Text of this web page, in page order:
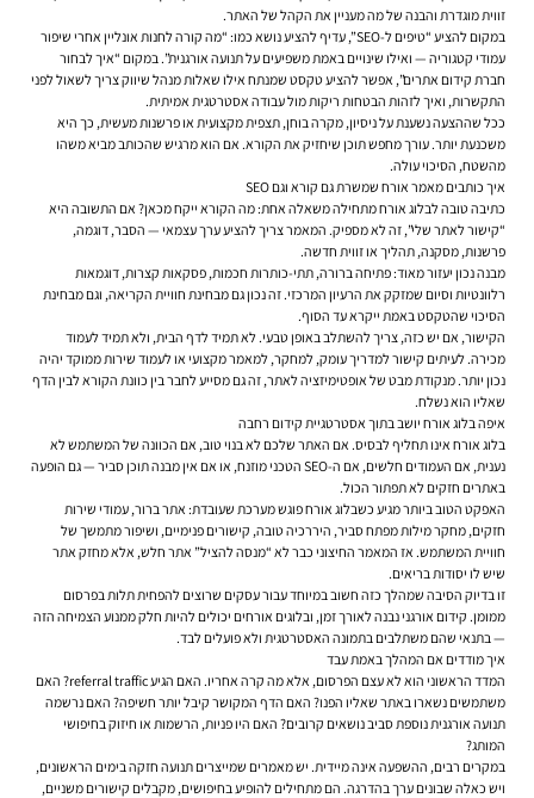
זווית מוגדרת והבנה של מה מעניין את הקהל של האתר.
במקום להציע “טיפים ל-SEO”, עדיף להציע נושא כמו: “מה קורה לחנות אונליין אחרי שיפור
עמודי קטגוריה — ואילו שינויים באמת משפיעים על תנועה אורגנית”. במקום “איך לבחור
חברת קידום אתרים”, אפשר להציע טקסט שמנתח אילו שאלות מנהל שיווק צריך לשאול לפני
התקשרות, ואיך לזהות הבטחות ריקות מול עבודה אסטרטגית אמיתית.
ככל שההצעה נשענת על ניסיון, מקרה בוחן, תצפית מקצועית או פרשנות מעשית, כך היא
משכנעת יותר. עורך מחפש תוכן שיחזיק את הקורא. אם הוא מרגיש שהכותב מביא משהו
מהשטח, הסיכוי עולה.
איך כותבים מאמר אורח שמשרת גם קורא וגם SEO
כתיבה טובה לבלוג אורח מתחילה משאלה אחת: מה הקורא ייקח מכאן? אם התשובה היא
“קישור לאתר שלי”, זה לא מספיק. המאמר צריך להציע ערך עצמאי — הסבר, דוגמה,
פרשנות, מסקנה, תהליך או זווית חדשה.
מבנה נכון יעזור מאוד: פתיחה ברורה, תתי-כותרות חכמות, פסקאות קצרות, דוגמאות
רלוונטיות וסיום שמזקק את הרעיון המרכזי. זה נכון גם מבחינת חוויית הקריאה, וגם מבחינת
הסיכוי שהטקסט באמת ייקרא עד הסוף.
הקישור, אם יש כזה, צריך להשתלב באופן טבעי. לא תמיד לדף הבית, ולא תמיד לעמוד
מכירה. לעיתים קישור למדריך עומק, למחקר, למאמר מקצועי או לעמוד שירות ממוקד יהיה
נכון יותר. מנקודת מבט של אופטימיזציה לאתר, זה גם מסייע לחבר בין כוונת הקורא לבין הדף
שאליו הוא נשלח.
איפה בלוג אורח יושב בתוך אסטרטגיית קידום רחבה
בלוג אורח אינו תחליף לבסיס. אם האתר שלכם לא בנוי טוב, אם הכוונה של המשתמש לא
נענית, אם העמודים חלשים, אם ה-SEO הטכני מוזנח, או אם אין מבנה תוכן סביר — גם הופעה
באתרים חזקים לא תפתור הכול.
האפקט הטוב ביותר מגיע כשבלוג אורח פוגש מערכת שעובדת: אתר ברור, עמודי שירות
חזקים, מחקר מילות מפתח סביר, היררכיה טובה, קישורים פנימיים, ושיפור מתמשך של
חוויית המשתמש. אז המאמר החיצוני כבר לא “מנסה להציל” אתר חלש, אלא מחזק אתר
שיש לו יסודות בריאים.
זו בדיוק הסיבה שמהלך כזה חשוב במיוחד עבור עסקים שרוצים להפחית תלות בפרסום
ממומן. קידום אורגני נבנה לאורך זמן, ובלוגים אורחים יכולים להיות חלק ממנוע הצמיחה הזה
— בתנאי שהם משתלבים בתמונה האסטרטגית ולא פועלים לבד.
איך מודדים אם המהלך באמת עבד
המדד הראשוני הוא לא עצם הפרסום, אלא מה קרה אחריו. האם הגיע referral traffic? האם
משתמשים נשארו באתר שאליו הפנו? האם הדף המקושר קיבל יותר חשיפה? האם נרשמה
תנועה אורגנית נוספת סביב נושאים קרובים? האם היו פניות, הרשמות או חיזוק בחיפושי
המותג?
במקרים רבים, ההשפעה אינה מיידית. יש מאמרים שמייצרים תנועה חזקה בימים הראשונים,
ויש כאלה שבונים ערך בהדרגה. הם מתחילים להופיע בחיפושים, מקבלים קישורים משניים,